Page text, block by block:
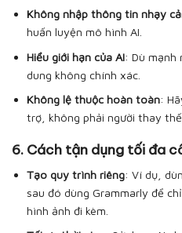
Không nhập thông tin nhạy
huấn luyện mô hình AI.
Hiểu giới hạn của AI: Dù mạnh
dung không chính xác.
Không lệ thuộc hoàn toàn:
trợ, không phải người thay
6. Cách tận dụng tối đa
Tạo quy trình riêng: Ví dụ,
sau đó dùng Grammarly để
hình ảnh đi kèm.